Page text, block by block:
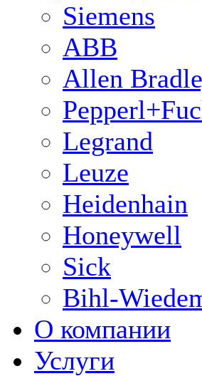
Siemens
ABB
Allen
Legrand
Leuze
Heidenhain
Honeywell
Sick
Bihl-
О компании
Услуги